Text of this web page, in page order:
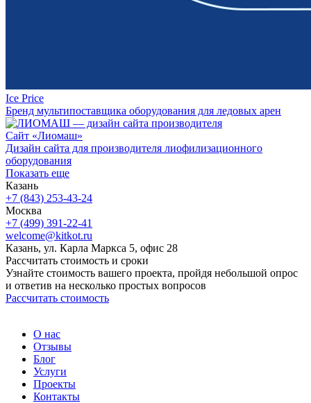
Ice Price
Бренд мультипоставщика оборудования для ледовых арен
Сайт «Лиомаш»
Дизайн сайта для производителя лиофилизационного
оборудования
Показать еще
Казань
+7 (843) 253-43-24
Москва
+7 (499) 391-22-41
welcome@kitkot.ru
Казань, ул. Карла Маркса 5, офис 28
Рассчитать стоимость и сроки
Узнайте стоимость вашего проекта, пройдя небольшой опрос
и ответив на несколько простых вопросов
Рассчитать стоимость
О нас
Отзывы
Блог
Услуги
Проекты
Контакты